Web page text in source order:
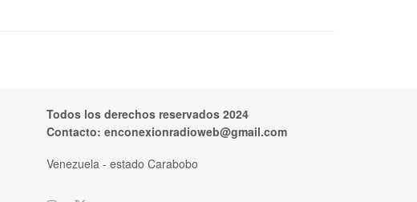
Todos los derechos reservados 2024
Contacto: enconexionradioweb@gmail.com
Venezuela - estado Carabobo